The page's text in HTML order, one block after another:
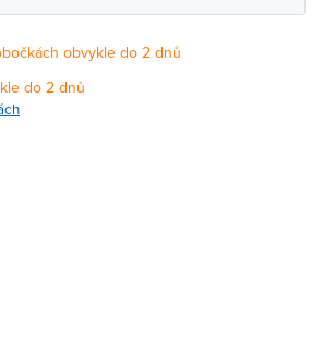
obvykle do 2 dnů
do 2 dnů